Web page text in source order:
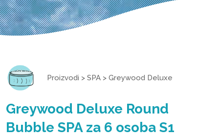
Proizvodi > SPA > Greywood Deluxe
Greywood Deluxe Round
Bubble SPA za 6 osoba S1